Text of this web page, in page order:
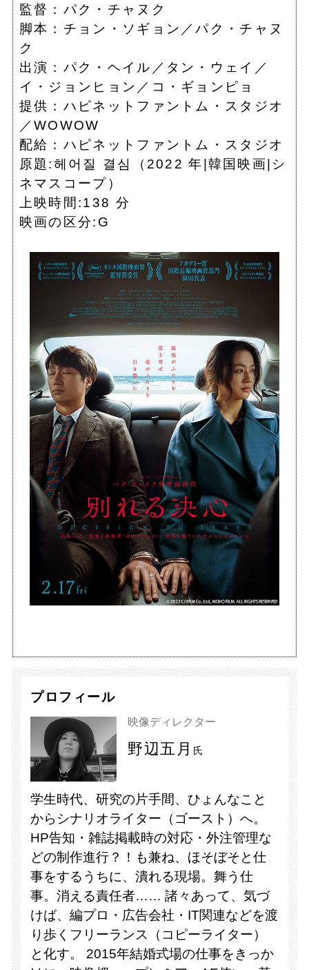
監督：パク・チャヌク
脚本：チョン・ソギョン／パク・チャヌ
ク
出演：パク・ヘイル／タン・ウェイ／
イ・ジョンヒョン／コ・ギョンピョ
提供：ハピネットファントム・スタジオ
／WOWOW
配給：ハピネットファントム・スタジオ
原題:헤어질 결심（2022 年|韓国映画|シ
ネマスコープ）
上映時間:138 分
映画の区分:G
プロフィール
映像ディレクター
野辺五月 氏
学生時代、研究の片手間、ひょんなこと
からシナリオライター（ゴースト）へ。
HP告知・雑誌掲載時の対応・外注管理な
どの制作進行？！も兼ね、ほそぼそと仕
事をするうちに、潰れる現場。舞う仕
事。消える責任者…… 諸々あって、気づ
けば、編プロ・広告会社・IT関連などを渡
り歩くフリーランス（コピーライター）
と化す。 2015年結婚式場の仕事をきっか